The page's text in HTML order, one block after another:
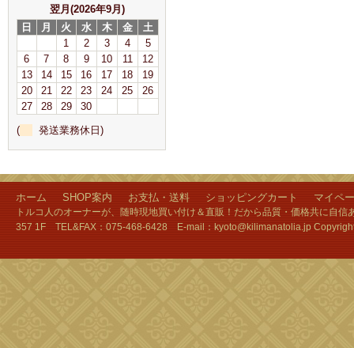
翌月(2026年9月)
日
月 火 水 木 金
土
1
2 3 4
5
6
7 8 9 10 11
12
13
14 15 16 17 18
19
20
21 22 23 24 25
26
27
28 29
30
(
発送業務休日)
ホーム SHOP案内 お支払・送料 ショッピングカート マイペ
トルコ人のオーナーが、随時現地買い付け＆直販！だから品質・価格共に自
357 1F TEL&FAX：075-468-6428 E-mail：kyoto@kilimanatolia.jp